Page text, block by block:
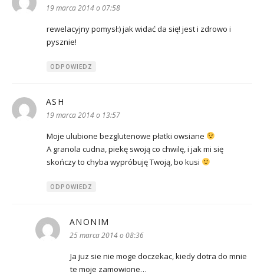
19 marca 2014 o 07:58
rewelacyjny pomysł:) jak widać da się! jest i zdrowo i
pysznie!
ODPOWIEDZ
ASH
19 marca 2014 o 13:57
Moje ulubione bezglutenowe płatki owsiane
A granola cudna, piekę swoją co chwilę, i jak mi się
skończy to chyba wypróbuję Twoją, bo kusi
ODPOWIEDZ
ANONIM
25 marca 2014 o 08:36
Ja juz sie nie moge doczekac, kiedy dotra do mnie
te moje zamowione…